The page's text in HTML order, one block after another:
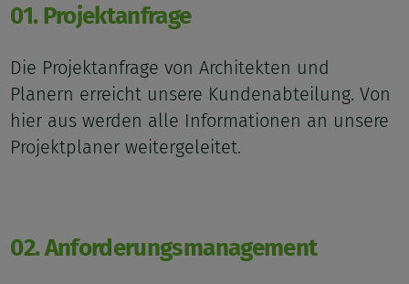
01. Projektanfrage
Die Projektanfrage von Architekten und
Planern erreicht unsere Kundenabteilung. Von
hier aus werden alle Informationen an unsere
Projektplaner weitergeleitet.
02. Anforderungsmanagement